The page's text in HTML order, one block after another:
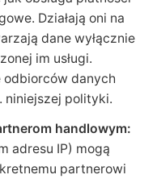
Działają oni na
dane wyłącznie
im usługi.
odbiorców danych
niniejszej polityki.
handlowym:
adresu IP) mogą
partnerowi